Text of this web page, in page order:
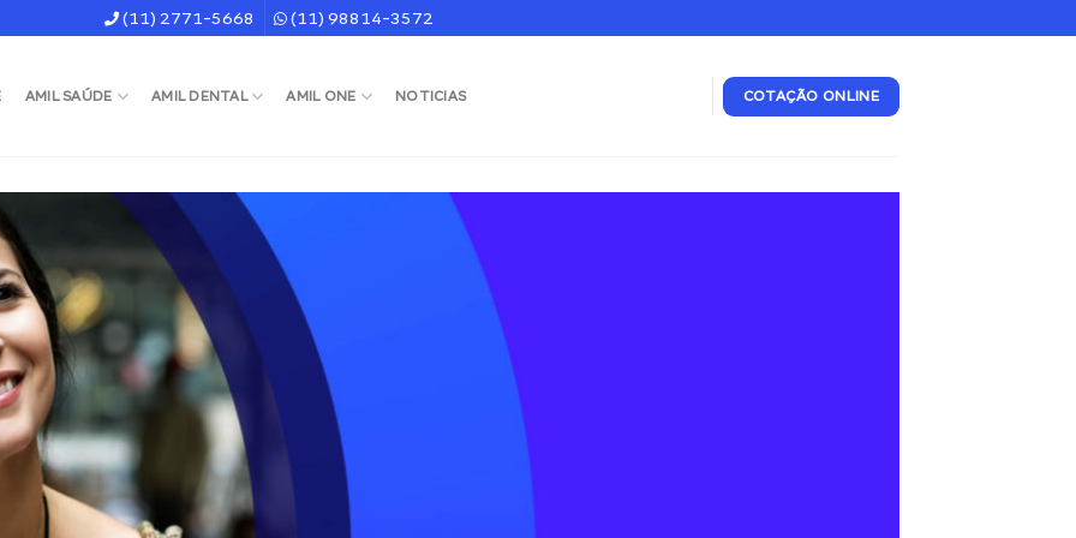
(11) 2771-5668 (11) 98814-3572
AMIL SAÚDE AMIL DENTAL AMIL ONE NOTICIAS COTAÇÃO ONLINE